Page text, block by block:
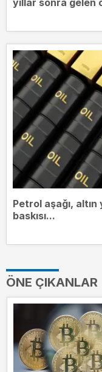
Petrol aşağı,
baskısı...
ÖNE ÇIKANLAR